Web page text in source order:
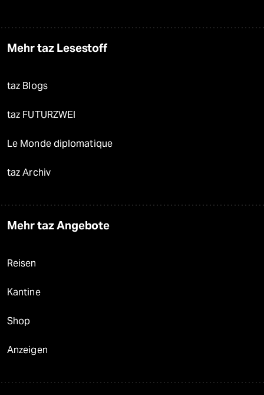
Mehr taz Lesestoff
taz Blogs
taz FUTURZWEI
Le Monde diplomatique
taz Archiv
Mehr taz Angebote
Reisen
Kantine
Shop
Anzeigen